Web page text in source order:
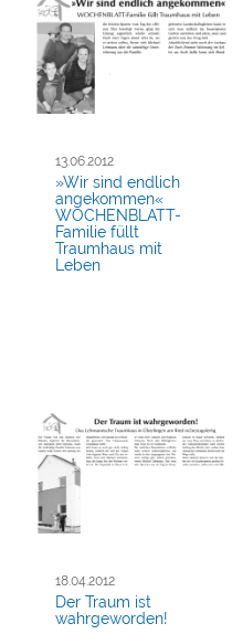
13.06.2012
»Wir sind endlich
angekommen«
WOCHENBLATT-
Familie füllt
Traumhaus mit
Leben
18.04.2012
Der Traum ist
wahrgeworden!